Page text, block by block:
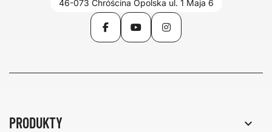
46-073 Chróścina Opolska ul. 1 Maja 6
FacebookYouTubeInstagram
PRODUKTY 